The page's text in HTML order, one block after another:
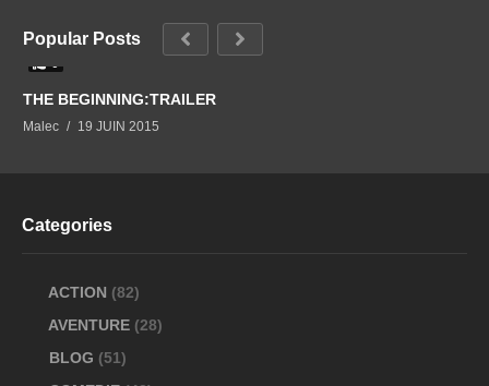
Popular Posts
THE BEGINNING:TRAILER
Malec 19 JUIN 2015
Categories
ACTION (82)
AVENTURE (28)
BLOG (51)